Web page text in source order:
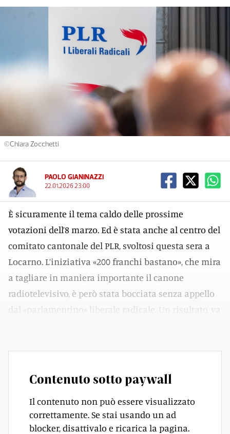
©Chiara Zocchetti
PAOLO GIANINAZZI
22.01.2026 23:00
È sicuramente il tema caldo delle prossime
votazioni dell’8 marzo. Ed è stata anche al centro del
comitato cantonale del PLR, svoltosi questa sera a
Locarno. L’iniziativa «200 franchi bastano», che mira
a tagliare in maniera importante il canone
radiotelevisivo, è però stata bocciata senza appello
dal «parlamentino» liberale radicale. Un risultato, va
Contenuto sotto paywall
Il contenuto non può essere visualizzato
correttamente. Se stai usando un ad
blocker, disattivalo e ricarica la pagina.